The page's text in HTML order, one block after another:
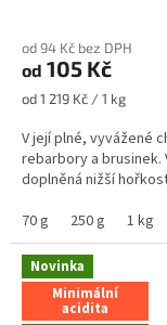
produktu
je
5,0
z
5
hvězdiček.
od 94 Kč bez DPH
od 105 Kč
Měrná
od 1 219 Kč / 1 kg
V její plné, vyvážené
rebarbory a brusinek.
doplněná nižší
70 g
250 g 1 kg
Novinka
Minimální
acidita